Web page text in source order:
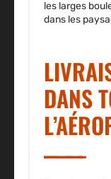
les larges
dans les
DANS